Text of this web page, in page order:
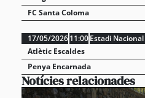
FC Santa Coloma
17/05/202611:00Estadi Nacional
Atlètic Escaldes
Penya Encarnada
Notícies relacionades